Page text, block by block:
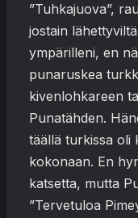
”Tuhkajuova”,
jostain
ympärilleni, en
punaruskea
kivenlohkareen
Punatähden.
täällä turkissa oli
kokonaan. En
katsetta, mutta
”Tervetuloa